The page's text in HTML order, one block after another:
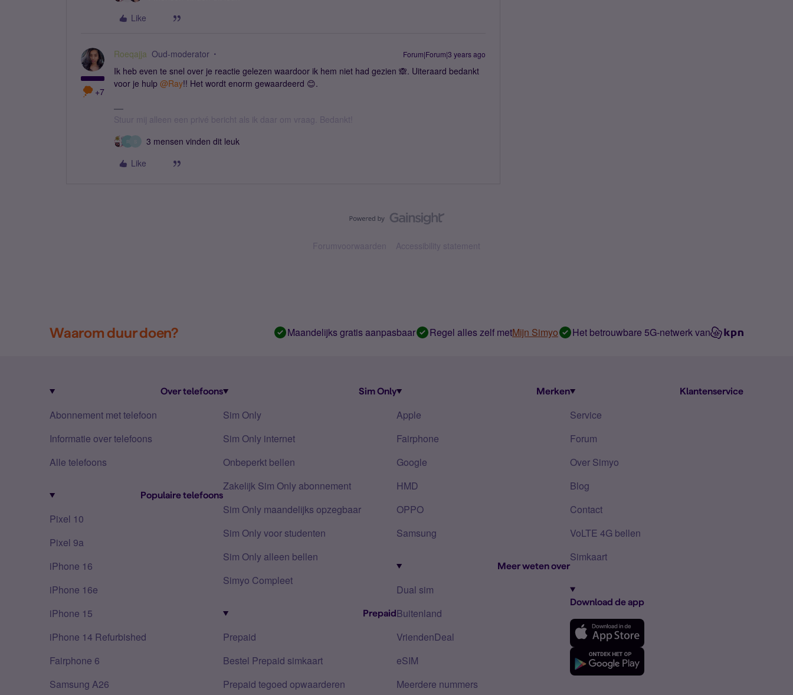
Like
+7
Roeqajja Oud-moderator Forum|Forum|3 years ago
Ik heb even te snel over je reactie gelezen waardoor ik hem niet had gezien 🙈. Uiteraard bedankt
voor je hulp @Ray!! Het wordt enorm gewaardeerd 😊.
Stuur mij alleen een privé bericht als ik daar om vraag. Bedankt!
R
3 mensen vinden dit leuk
Like
Forumvoorwaarden Accessibility statement
Waarom duur doen? Maandelijks gratis aanpasbaar Regel alles zelf metMijn Simyo Het betrouwbare 5G-netwerk van
Over telefoons
Abonnement met telefoon
Informatie over telefoons
Alle telefoons
Populaire telefoons
Pixel 10
Pixel 9a
iPhone 16
iPhone 16e
iPhone 15
iPhone 14 Refurbished
Fairphone 6
Samsung A26
Sim Only
Sim Only
Sim Only internet
Onbeperkt bellen
Zakelijk Sim Only abonnement
Sim Only maandelijks opzegbaar
Sim Only voor studenten
Sim Only alleen bellen
Simyo Compleet
Prepaid
Prepaid
Bestel Prepaid simkaart
Prepaid tegoed opwaarderen
Merken
Apple
Fairphone
Google
HMD
OPPO
Samsung
Meer weten over
Dual sim
Buitenland
VriendenDeal
eSIM
Meerdere nummers
Klantenservice
Service
Forum
Over Simyo
Blog
Contact
VoLTE 4G bellen
Simkaart
Download de app